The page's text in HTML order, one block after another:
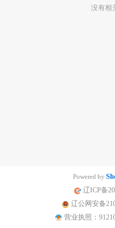
没有相
Powered by
辽ICP备
辽公网安备
营业执照：